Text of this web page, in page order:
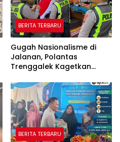
BERITA TERBARU
Gugah Nasionalisme di
Jalanan, Polantas
Trenggalek Kagetkan
BERITA TERBARU